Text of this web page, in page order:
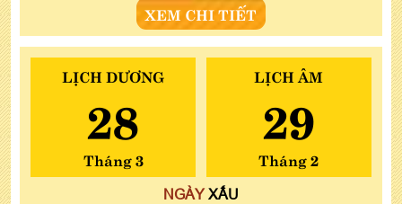
XEM CHI TIẾT
LỊCH DƯƠNG
28
Tháng 3
LỊCH ÂM
29
Tháng 2
NGÀYXẤU